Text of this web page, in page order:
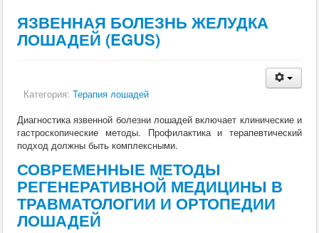
ЯЗВЕННАЯ БОЛЕЗНЬ ЖЕЛУДКА
ЛОШАДЕЙ (EGUS)
Категория: Терапия лошадей
Диагностика язвенной болезни лошадей включает клинические и
гастроскопические методы. Профилактика и терапевтический
подход должны быть комплексными.
СОВРЕМЕННЫЕ МЕТОДЫ
РЕГЕНЕРАТИВНОЙ МЕДИЦИНЫ В
ТРАВМАТОЛОГИИ И ОРТОПЕДИИ
ЛОШАДЕЙ